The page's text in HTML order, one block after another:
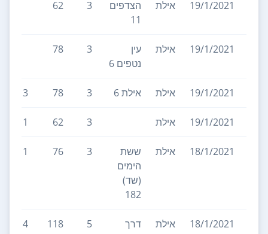
19/1/2021 אילת
הצדפים
11
3
62
19/1/2021 אילת
עין
נטפים 6
3
78
19/1/2021 אילת אילת 6 3
78
3
19/1/2021 אילת 3
62
1
18/1/2021 אילת
ששת
הימים
(שד)
182
3
76
1
18/1/2021 אילת
דרך
5
118
4